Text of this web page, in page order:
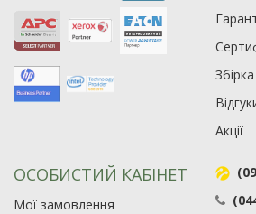
Рейтинг
63
Акції
ОСОБИСТИЙ КАБІНЕТ
Мої замовлення